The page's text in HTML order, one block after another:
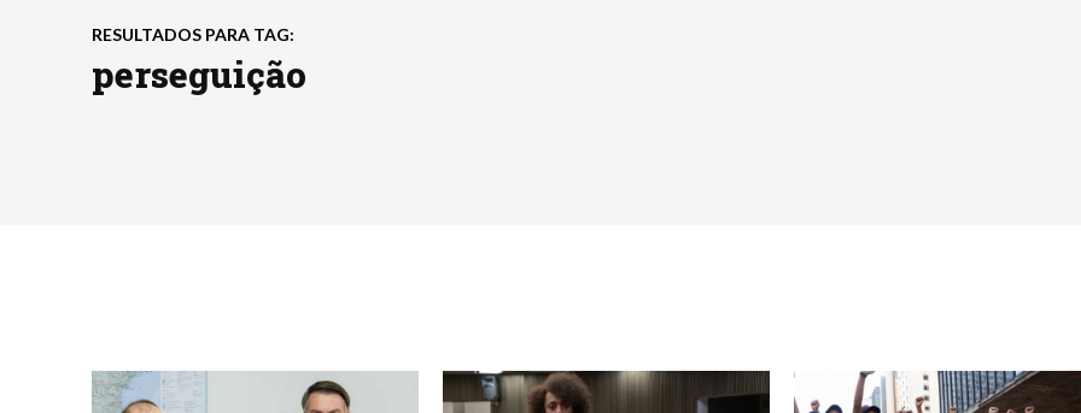
RESULTADOS PARA TAG:
perseguição